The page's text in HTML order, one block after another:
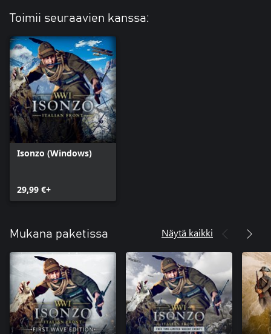
myös ikonisia autonkuljettajan suojalaseja. Kaiken kruunaa
HUOMAA: TÄMÄN DLC:N SISÄLTÖ ON PELKÄSTÄÄN
KOSMEETTINEN.
Toimii seuraavien kanssa:
Isonzo (Windows)
29,99 €+
Mukana paketissa Näytä kaikki